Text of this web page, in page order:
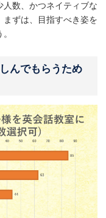
数、かつネイティブな
ずは、目指すべき姿を
んでもらうため